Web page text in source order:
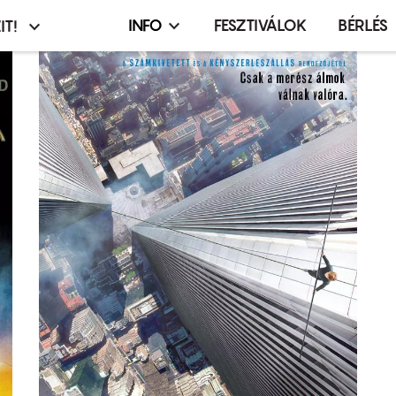
Infó,
esemény,
terembérlés
menü
INFO FESZTIVÁLOK BÉRLÉS